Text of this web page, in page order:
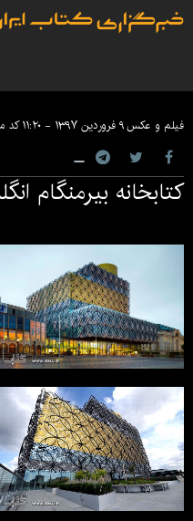
فیلم و عکس۹ فروردین ۱۳۹۷ - ۱۱:۲۰ کد
کتابخانه بیرمنگام